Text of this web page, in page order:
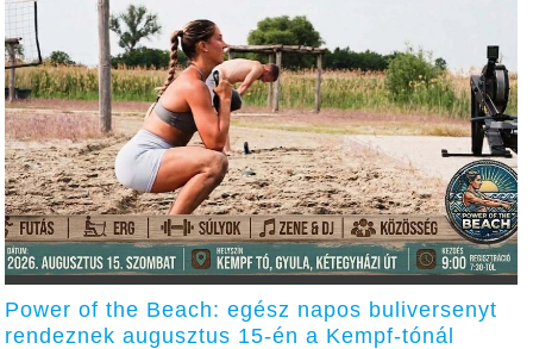
Power of the Beach: egész napos buliversenyt
rendeznek augusztus 15-én a Kempf-tónál